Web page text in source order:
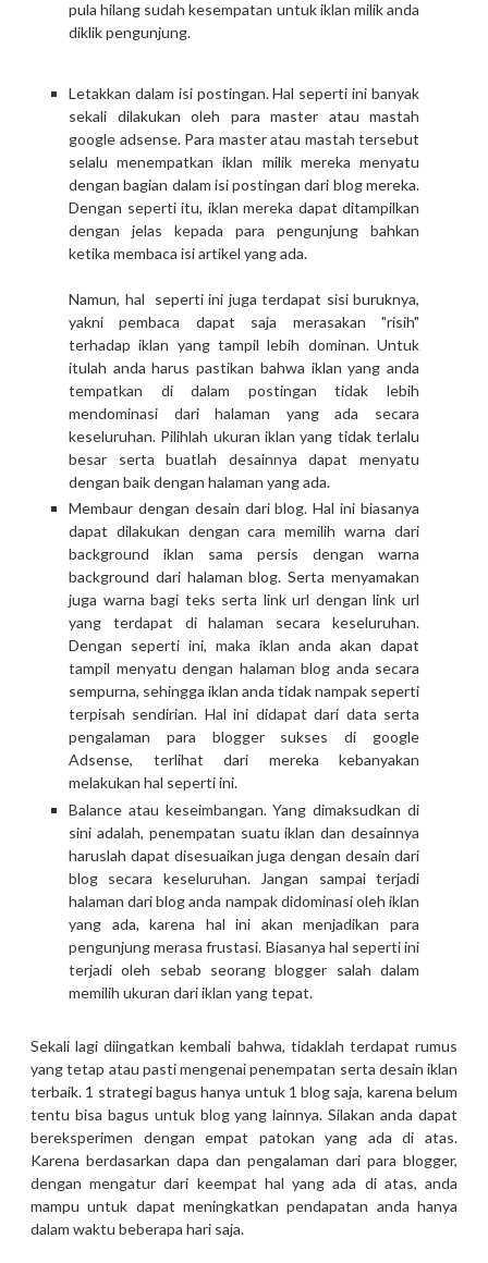
pula hilang sudah kesempatan untuk iklan milik anda
diklik pengunjung.
Letakkan dalam isi postingan. Hal seperti ini banyak
sekali dilakukan oleh para master atau mastah
google adsense. Para master atau mastah tersebut
selalu menempatkan iklan milik mereka menyatu
dengan bagian dalam isi postingan dari blog mereka.
Dengan seperti itu, iklan mereka dapat ditampilkan
dengan jelas kepada para pengunjung bahkan
ketika membaca isi artikel yang ada.
Namun, hal seperti ini juga terdapat sisi buruknya,
yakni pembaca dapat saja merasakan "risih"
terhadap iklan yang tampil lebih dominan. Untuk
itulah anda harus pastikan bahwa iklan yang anda
tempatkan di dalam postingan tidak lebih
mendominasi dari halaman yang ada secara
keseluruhan. Pilihlah ukuran iklan yang tidak terlalu
besar serta buatlah desainnya dapat menyatu
dengan baik dengan halaman yang ada.
Membaur dengan desain dari blog. Hal ini biasanya
dapat dilakukan dengan cara memilih warna dari
background iklan sama persis dengan warna
background dari halaman blog. Serta menyamakan
juga warna bagi teks serta link url dengan link url
yang terdapat di halaman secara keseluruhan.
Dengan seperti ini, maka iklan anda akan dapat
tampil menyatu dengan halaman blog anda secara
sempurna, sehingga iklan anda tidak nampak seperti
terpisah sendirian. Hal ini didapat dari data serta
pengalaman para blogger sukses di google
Adsense, terlihat dari mereka kebanyakan
melakukan hal seperti ini.
Balance atau keseimbangan. Yang dimaksudkan di
sini adalah, penempatan suatu iklan dan desainnya
haruslah dapat disesuaikan juga dengan desain dari
blog secara keseluruhan. Jangan sampai terjadi
halaman dari blog anda nampak didominasi oleh iklan
yang ada, karena hal ini akan menjadikan para
pengunjung merasa frustasi. Biasanya hal seperti ini
terjadi oleh sebab seorang blogger salah dalam
memilih ukuran dari iklan yang tepat.
Sekali lagi diingatkan kembali bahwa, tidaklah terdapat rumus
yang tetap atau pasti mengenai penempatan serta desain iklan
terbaik. 1 strategi bagus hanya untuk 1 blog saja, karena belum
tentu bisa bagus untuk blog yang lainnya. Silakan anda dapat
bereksperimen dengan empat patokan yang ada di atas.
Karena berdasarkan dapa dan pengalaman dari para blogger,
dengan mengatur dari keempat hal yang ada di atas, anda
mampu untuk dapat meningkatkan pendapatan anda hanya
dalam waktu beberapa hari saja.